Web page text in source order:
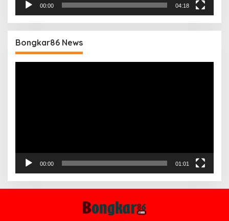
00:00 04:18
Bongkar86 News
00:00 01:01